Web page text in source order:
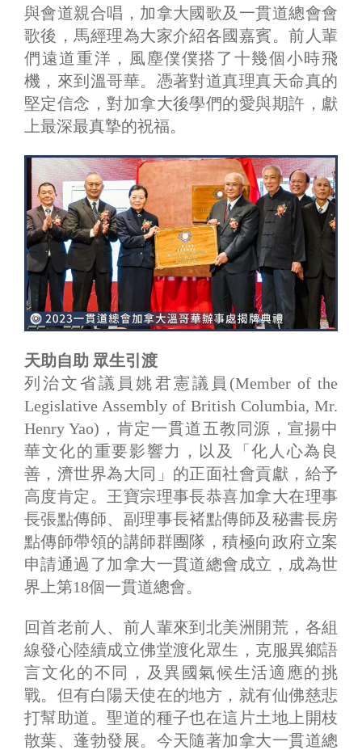
與會道親合唱，加拿大國歌及一貫道總會會
歌後，馬經理為大家介紹各國嘉賓。前人輩
們遠道重洋，風塵僕僕搭了十幾個小時飛
機，來到溫哥華。憑著對道真理真天命真的
堅定信念，對加拿大後學們的愛與期許，獻
上最深最真摯的祝福。
天助自助 眾生引渡
列治文省議員姚君憲議員(Member of the
Legislative Assembly of British Columbia, Mr.
Henry Yao)，肯定一貫道五教同源，宣揚中
華文化的重要影響力，以及「化人心為良
善，濟世界為大同」的正面社會貢獻，給予
高度肯定。王寶宗理事長恭喜加拿大在理事
長張點傳師、副理事長褚點傳師及秘書長房
點傳師帶領的講師群團隊，積極向政府立案
申請通過了加拿大一貫道總會成立，成為世
界上第18個一貫道總會。
回首老前人、前人輩來到北美洲開荒，各組
線發心陸續成立佛堂渡化眾生，克服異鄉語
言文化的不同，及異國氣候生活適應的挑
戰。但有白陽天使在的地方，就有仙佛慈悲
打幫助道。聖道的種子也在這片土地上開枝
散葉、蓬勃發展。今天隨著加拿大一貫道總